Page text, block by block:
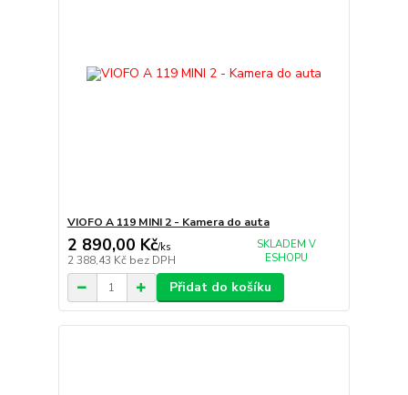
VIOFO A 119 MINI 2 - Kamera do auta
2 890,00 Kč/ks
2 388,43 Kč bez DPH
SKLADEM V
ESHOPU
Přidat do košíku